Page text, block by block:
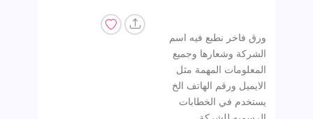
ورق فاخر نطبع فيه اسم
الشركة وشعارها وجميع
المعلومات المهمة مثل
يستخدم في الخطابات